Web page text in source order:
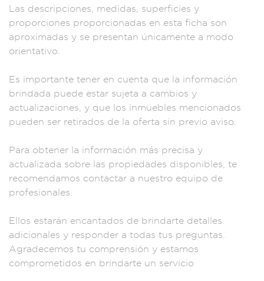
Las descripciones, medidas, superficies y
proporciones proporcionadas en esta ficha son
aproximadas y se presentan únicamente a modo
orientativo.
Es importante tener en cuenta que la información
brindada puede estar sujeta a cambios y
actualizaciones, y que los inmuebles mencionados
pueden ser retirados de la oferta sin previo aviso.
Para obtener la información más precisa y
actualizada sobre las propiedades disponibles, te
recomendamos contactar a nuestro equipo de
profesionales.
Ellos estarán encantados de brindarte detalles
adicionales y responder a todas tus preguntas.
Agradecemos tu comprensión y estamos
comprometidos en brindarte un servicio